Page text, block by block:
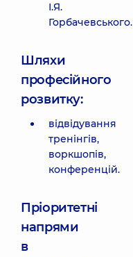
І.Я.
Горбачевського.
Шляхи
професійного
розвитку:
відвідування
тренінгів,
воркшопів,
конференцій.
Пріоритетні
напрями
в